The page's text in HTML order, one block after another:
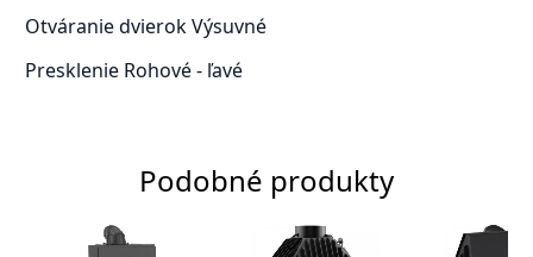
Otváranie dvierokVýsuvné
Presklenie Rohové - ľavé
Podobné produkty